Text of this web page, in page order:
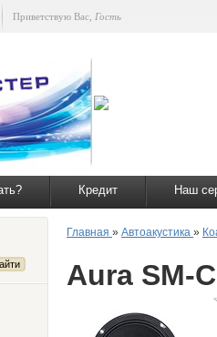
Приветствую Вас Гость
Кредит Наш
Главная » Автоакустика »
Aura SM-